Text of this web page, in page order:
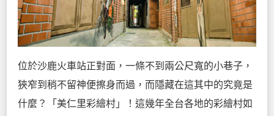
位於沙鹿火車站正對面，一條不到兩公尺寬的小巷子，
狹窄到稍不留神便擦身而過，而隱藏在這其中的究竟是
什麼？
「美仁里彩繪村」！ 這幾年全台各地的彩繪村如